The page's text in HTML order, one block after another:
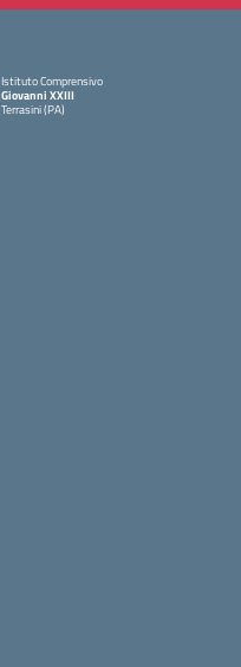
Istituto Comprensivo
Giovanni XXIII
Terrasini (PA)